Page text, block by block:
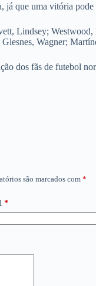
que uma vitória
Lindsey; Westwood,
Wagner;
dos fãs de futebol
são marcados com *
*